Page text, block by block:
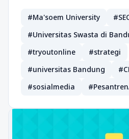
#Ma'soem University
#Universitas Swasta di
#tryoutonline
#strategi
#universitas Bandung
#sosialmedia